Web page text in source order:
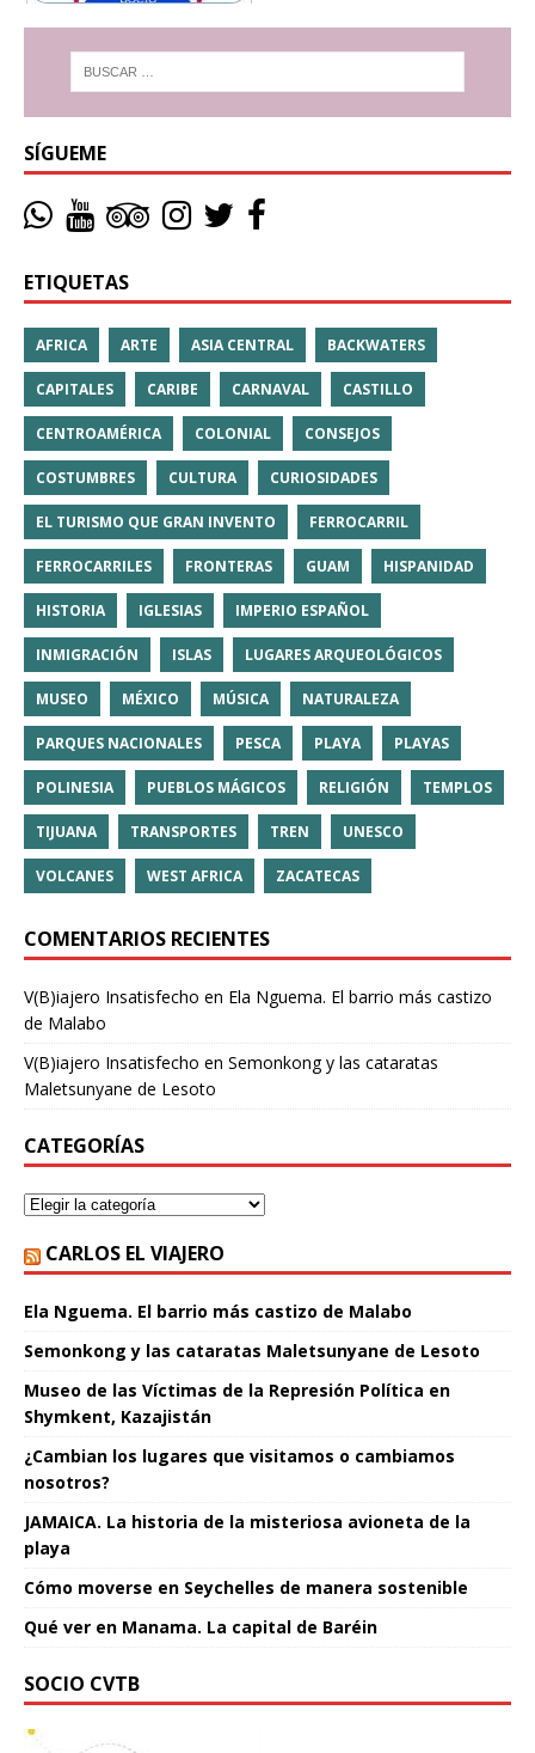
SÍGUEME
ETIQUETAS
AFRICA ARTE ASIA CENTRAL BACKWATERS
CAPITALES CARIBE CARNAVAL CASTILLO
CENTROAMÉRICA COLONIAL CONSEJOS
COSTUMBRES CULTURA CURIOSIDADES
EL TURISMO QUE GRAN INVENTO FERROCARRIL
FERROCARRILES FRONTERAS GUAM HISPANIDAD
HISTORIA IGLESIAS IMPERIO ESPAÑOL
INMIGRACIÓN ISLAS LUGARES ARQUEOLÓGICOS
MUSEO MÉXICO MÚSICA NATURALEZA
PARQUES NACIONALES PESCA PLAYA PLAYAS
POLINESIA PUEBLOS MÁGICOS RELIGIÓN TEMPLOS
TIJUANA TRANSPORTES TREN UNESCO
VOLCANES WEST AFRICA ZACATECAS
COMENTARIOS RECIENTES
V(B)iajero Insatisfecho en Ela Nguema. El barrio más castizo
de Malabo
V(B)iajero Insatisfecho en Semonkong y las cataratas
Maletsunyane de Lesoto
CATEGORÍAS
CARLOS EL VIAJERO
Ela Nguema. El barrio más castizo de Malabo
Semonkong y las cataratas Maletsunyane de Lesoto
Museo de las Víctimas de la Represión Política en
Shymkent, Kazajistán
¿Cambian los lugares que visitamos o cambiamos
nosotros?
JAMAICA. La historia de la misteriosa avioneta de la
playa
Cómo moverse en Seychelles de manera sostenible
Qué ver en Manama. La capital de Baréin
SOCIO CVTB